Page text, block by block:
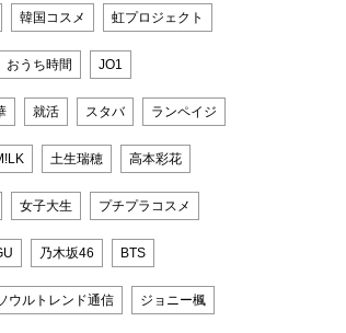
韓国コスメ 虹プロジェクト
おうち時間 JO1
就活 スタバ ランペイジ
土生瑞穂 高本彩花
女子大生 プチプラコスメ
乃木坂46 BTS
ウルトレンド通信 ジョニー楓